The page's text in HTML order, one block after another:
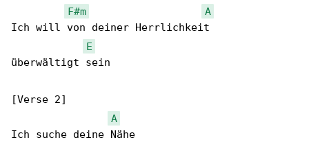
F#m
A
Ich will von deiner Herrlichkeit
E
überwältigt sein
[Verse 2]
A
Ich suche deine Nähe